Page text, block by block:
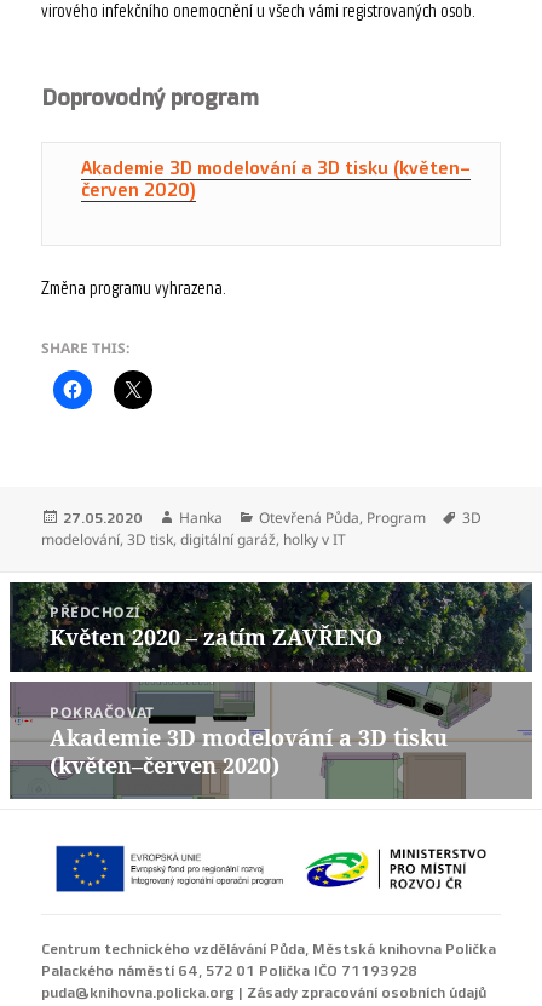
virového infekčního onemocnění u všech vámi registrovaných osob.
Doprovodný program
Akademie 3D modelování a 3D tisku (květen–
červen 2020)
Změna programu vyhrazena.
SHARE THIS:
Publikováno:
27.05.2020 Autor:
Hanka Rubriky:
Otevřená Půda, Program Štítky:
3D
modelování,3D tisk,digitální garáž, holky v IT
Navigace
pro
příspěvek
PŘEDCHOZÍ
Předchozí
příspěvek:
Květen 2020 – zatím ZAVŘENO
POKRAČOVAT
Následující
příspěvek:
Akademie 3D modelování a 3D tisku
(květen–červen 2020)
Centrum technického vzdělávání Půda, Městská knihovna Polička
Palackého náměstí 64, 572 01 Polička IČO 71193928
puda@knihovna.policka.org | Zásady zpracování osobních údajů